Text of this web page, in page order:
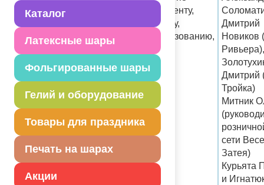
Каталог
Латексные шары
Фольгированные шары
Гелий и оборудование
Товары для праздника
Печать на шарах
Акции
ассортименту,
персоналу,
ценообразованию,
анализу.
Дмитрий
Новиков
Ривьера),
Дмитрий
Тройка)
Митник
сети
Затея)
Курьята
и